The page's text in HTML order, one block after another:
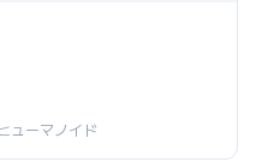
ューマノイド